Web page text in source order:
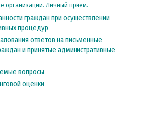
организации. Личный прием.
граждан при осуществлении
процедур
ответов на письменные
и принятые административные
вопросы
оценки